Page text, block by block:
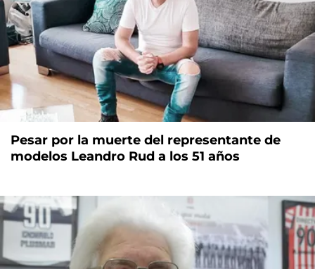
Pesar por la muerte del representante de
modelos Leandro Rud a los 51 años